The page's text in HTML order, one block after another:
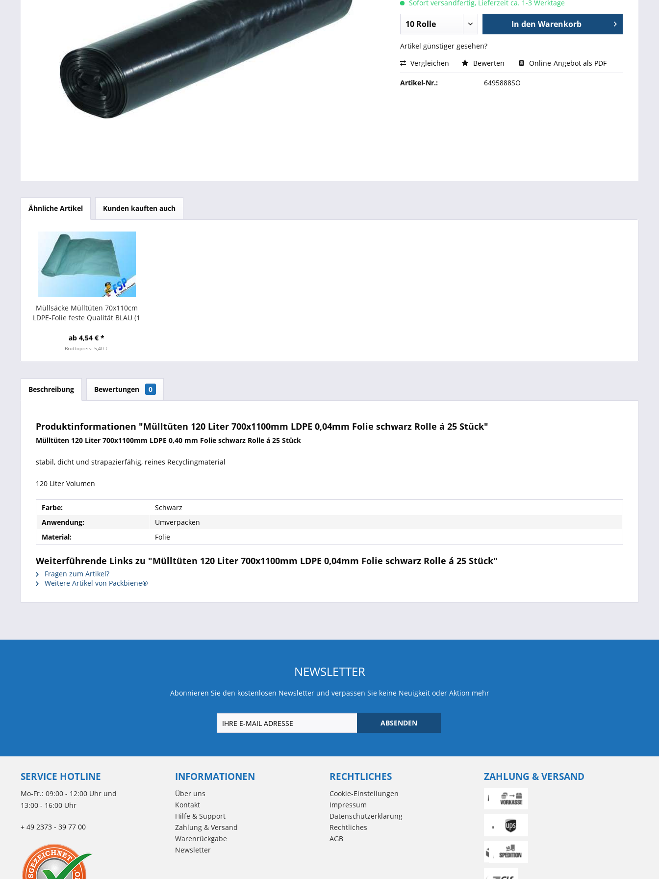
Betriebsausstattung & Lagerausstattung
Tragetaschen & Geschenkverpackungen
Bürobedarf
Sofort versandfertig, Lieferzeit ca. 1-3 Werktage
In den Warenkorb
Artikel günstiger gesehen?
Vergleichen
Bewerten Online-Angebot als PDF
Artikel-Nr.: 6495888SO
Ähnliche Artikel Kunden kauften auch
Müllsäcke Mülltüten 70x110cm
LDPE-Folie feste Qualität BLAU (1
ab 4,54 € *
Bruttopreis: 5,40 €
Beschreibung Bewertungen 0
Produktinformationen "Mülltüten 120 Liter 700x1100mm LDPE 0,04mm Folie schwarz Rolle á 25 Stück"
Mülltüten 120 Liter 700x1100mm LDPE 0,40 mm Folie schwarz Rolle á 25 Stück
stabil, dicht und strapazierfähig, reines Recyclingmaterial
120 Liter Volumen
Farbe:
Schwarz
Anwendung:
Umverpacken
Material:
Folie
Weiterführende Links zu "Mülltüten 120 Liter 700x1100mm LDPE 0,04mm Folie schwarz Rolle á 25 Stück"
Fragen zum Artikel?
Weitere Artikel von Packbiene®
NEWSLETTER
Abonnieren Sie den kostenlosen Newsletter und verpassen Sie keine Neuigkeit oder Aktion mehr
ABSENDEN
SERVICE HOTLINE
Mo-Fr.: 09:00 - 12:00 Uhr und
13:00 - 16:00 Uhr
+ 49 2373 - 39 77 00
INFORMATIONEN
Über uns
Kontakt
Hilfe & Support
Zahlung & Versand
Warenrückgabe
Newsletter
RECHTLICHES
Cookie-Einstellungen
Impressum
Datenschutzerklärung
Rechtliches
AGB
ZAHLUNG & VERSAND